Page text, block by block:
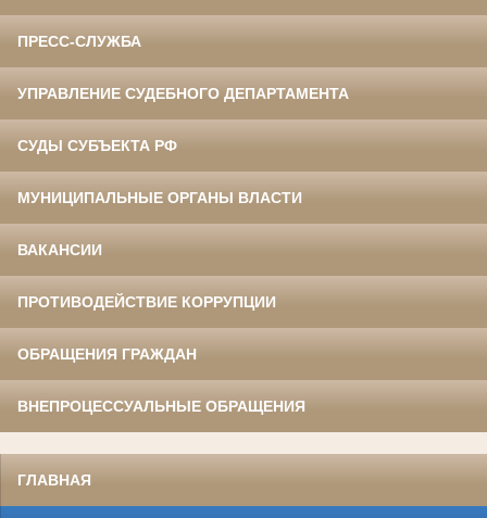
ПРЕСС-СЛУЖБА
УПРАВЛЕНИЕ СУДЕБНОГО ДЕПАРТАМЕНТА
СУДЫ СУБЪЕКТА РФ
МУНИЦИПАЛЬНЫЕ ОРГАНЫ ВЛАСТИ
ВАКАНСИИ
ПРОТИВОДЕЙСТВИЕ КОРРУПЦИИ
ОБРАЩЕНИЯ ГРАЖДАН
ВНЕПРОЦЕССУАЛЬНЫЕ ОБРАЩЕНИЯ
ГЛАВНАЯ